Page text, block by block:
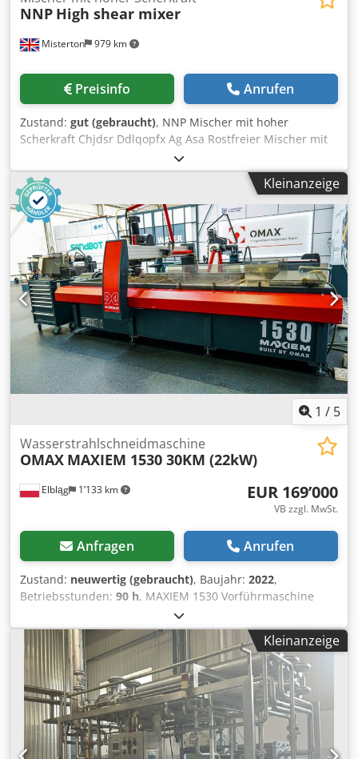
Misterton 979 km
NNP High shear mixer
Preisinfo Anrufen
Zustand: gut (gebraucht), NNP Mischer mit hoher
Scherkraft Chjdsr Ddlqopfx Ag Asa Rostfreier Mischer mit
hoher Scherkraft, sitzt über einem Behälter mit Trichter
zur Produktzugabe, Schaftlänge 600mm, Durchmesser des
Scherkopfes 120mm, 3Ph
Kleinanzeige
1 / 5
Elbląg 1’133 km
Wasserstrahlschneidmaschine
OMAX MAXIEM 1530 30KM (22kW)
EUR 169’000
VB zzgl. MwSt.
Anfragen Anrufen
Zustand: neuwertig (gebraucht), Baujahr: 2022,
Betriebsstunden: 90 h, MAXIEM 1530 Vorführmaschine
Baujahr 2022 Pumpe hat 90 Betriebsstunden Ausstattung:
Cjdpfxotq Emxs Ag Ajha • M30-Pumpe mit 30 PS (22 kW); •
Arbeitstisch mit einem Arbeitsbereich des Kopfes von 3048
mm x 1575 mm; • Steuerungscomputer mit Windows 10
und Software; • Schneidkopf integriert mit Diamantflansch;
• Abrasivzuführer 300 kg.
Kleinanzeige